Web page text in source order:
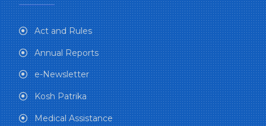
Act and Rules
Annual Reports
e-Newsletter
Kosh Patrika
Medical Assistance